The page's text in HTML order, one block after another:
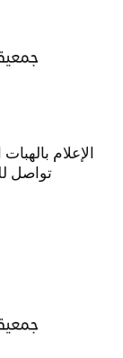
الإعلام
تواصل